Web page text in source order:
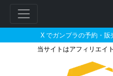
X でガンプラの予約・
当サイトはアフィリエイ
Amanaさんがイ